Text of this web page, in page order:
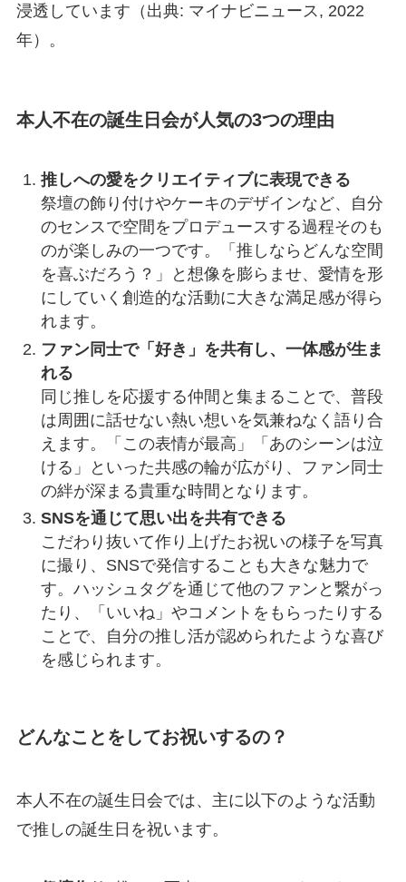
浸透しています（出典: マイナビニュース, 2022
年）。
本人不在の誕生日会が人気の3つの理由
推しへの愛をクリエイティブに表現できる
祭壇の飾り付けやケーキのデザインなど、自分
のセンスで空間をプロデュースする過程そのも
のが楽しみの一つです。「推しならどんな空間
を喜ぶだろう？」と想像を膨らませ、愛情を形
にしていく創造的な活動に大きな満足感が得ら
れます。
ファン同士で「好き」を共有し、一体感が生ま
れる
同じ推しを応援する仲間と集まることで、普段
は周囲に話せない熱い想いを気兼ねなく語り合
えます。「この表情が最高」「あのシーンは泣
ける」といった共感の輪が広がり、ファン同士
の絆が深まる貴重な時間となります。
SNSを通じて思い出を共有できる
こだわり抜いて作り上げたお祝いの様子を写真
に撮り、SNSで発信することも大きな魅力で
す。ハッシュタグを通じて他のファンと繋がっ
たり、「いいね」やコメントをもらったりする
ことで、自分の推し活が認められたような喜び
を感じられます。
どんなことをしてお祝いするの？
本人不在の誕生日会では、主に以下のような活動
で推しの誕生日を祝います。